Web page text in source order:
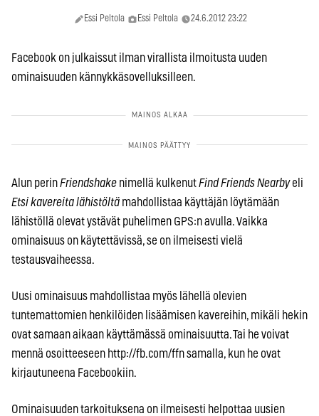
Essi Peltola Essi Peltola 24.6.2012 23:22
Facebook on julkaissut ilman virallista ilmoitusta uuden
ominaisuuden kännykkäsovelluksilleen.
Alun perinFriendshake nimellä kulkenutFind Friends Nearbyeli
Etsi kavereita lähistöltä mahdollistaa käyttäjän löytämään
lähistöllä olevat ystävät puhelimen GPS:n avulla. Vaikka
ominaisuus on käytettävissä, se on ilmeisesti vielä
testausvaiheessa.
Uusi ominaisuus mahdollistaa myös lähellä olevien
tuntemattomien henkilöiden lisäämisen kavereihin, mikäli hekin
ovat samaan aikaan käyttämässä ominaisuutta. Tai he voivat
mennä osoitteeseen http://fb.com/ffn samalla, kun he ovat
kirjautuneena Facebookiin.
Ominaisuuden tarkoituksena on ilmeisesti helpottaa uusien